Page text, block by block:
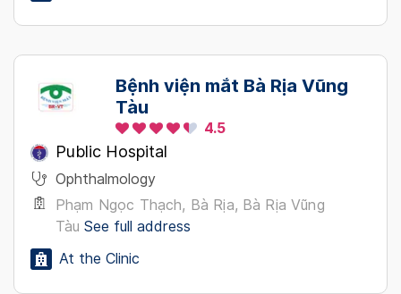
Bệnh viện mắt Bà Rịa Vũng
Tàu
4.5
Public Hospital
Ophthalmology
Phạm Ngọc Thạch, Bà Rịa, Bà Rịa Vũng
Tàu See full address
At the Clinic